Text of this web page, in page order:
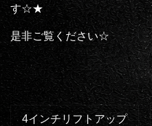
す☆★
是非ご覧ください☆
4インチリフトアップ